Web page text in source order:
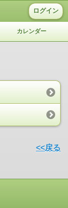
ログイン
カレンダー
<<戻る